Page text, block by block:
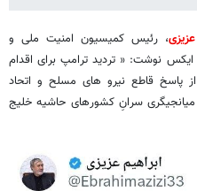
، رئیس کمیسیون امنیت ملی و
نوشت: « تردید ترامپ برای اقدام
پاسخ قاطع نیرو های مسلح و اتحاد
سرانِ کشورهای حاشیه خلیج